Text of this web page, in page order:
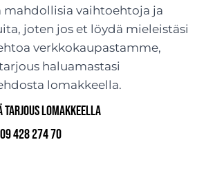
mahdollisia vaihtoehtoja ja
joten jos et löydä mieleistäsi
verkkokaupastamme,
haluamastasi
lomakkeella.
tarjous lomakkeella
428 274 70